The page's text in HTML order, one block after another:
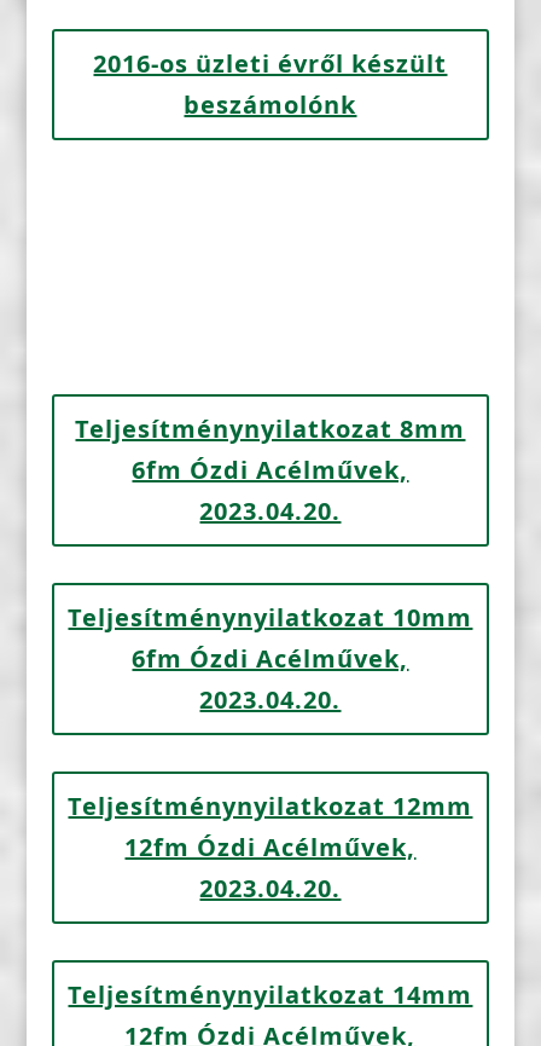
2016-os üzleti évről készült
beszámolónk
Teljesítménynyilatkozat 8mm
6fm Ózdi Acélművek,
2023.04.20.
Teljesítménynyilatkozat 10mm
6fm Ózdi Acélművek,
2023.04.20.
Teljesítménynyilatkozat 12mm
12fm Ózdi Acélművek,
2023.04.20.
Teljesítménynyilatkozat 14mm
12fm Ózdi Acélművek,